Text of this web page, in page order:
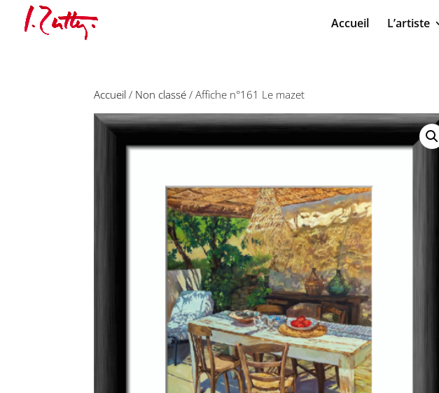
Accueil L’artiste
Accueil / Non classé / Affiche n°161 Le mazet